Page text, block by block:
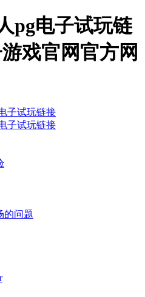
pg电子试玩链
戏官网官方网
子试玩链接
子试玩链接
的问题